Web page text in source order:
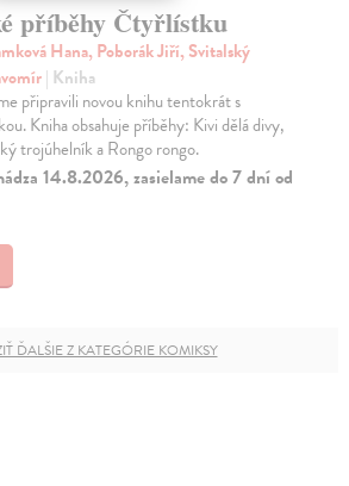
příběhy Čtyřlístku
Hana, Poborák Jiří, Svitalský
| Kniha
připravili novou knihu tentokrát s
Kniha obsahuje příběhy: Kivi dělá divy,
trojúhelník a Rongo rongo.
14.8.2026, zasielame do 7 dní od
ĎALŠIE Z KATEGÓRIE KOMIKSY